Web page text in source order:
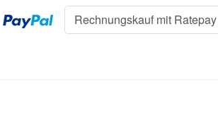
Rechnungskauf mit Ratepay